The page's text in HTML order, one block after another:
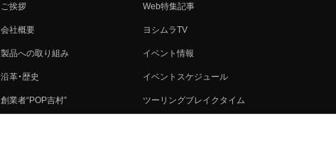
ご挨拶
会社概要
製品への取り組み
沿革・歴史
創業者“POP吉村”
Web特集記事
ヨシムラTV
イベント情報
イベントスケジュール
ツーリングブレイクタイム